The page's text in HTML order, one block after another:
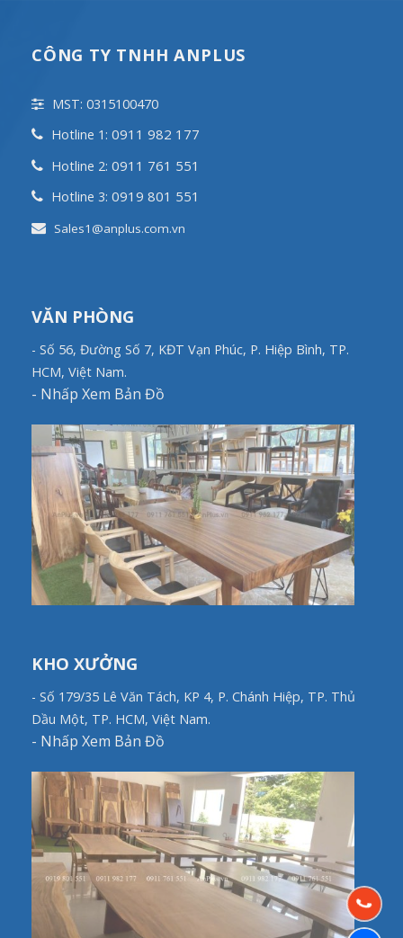
CÔNG TY TNHH ANPLUS
MST: 0315100470
Hotline 1: 0911 982 177
Hotline 2: 0911 761 551
Hotline 3: 0919 801 551
Sales1@anplus.com.vn
VĂN PHÒNG
- Số 56, Đường Số 7, KĐT Vạn Phúc, P. Hiệp Bình, TP.
HCM, Việt Nam.
- Nhấp Xem Bản Đồ
KHO XƯỞNG
- Số 179/35 Lê Văn Tách, KP 4, P. Chánh Hiệp, TP. Thủ
Dầu Một, TP. HCM, Việt Nam.
- Nhấp Xem Bản Đồ